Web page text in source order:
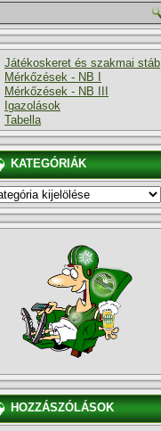
Játékoskeret és szakmai stáb
Mérkőzések - NB I
Mérkőzések - NB III
Igazolások
Tabella
KATEGÓRIÁK
HOZZÁSZÓLÁSOK